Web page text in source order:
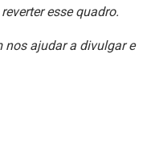
esse quadro.
nos ajudar a divulgar e